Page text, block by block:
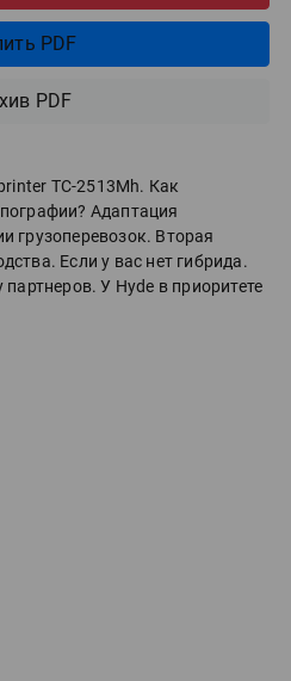
PDF
PDF
ТС-2513Mh. Как
Адаптация
грузоперевозок. Вторая
Если у вас нет гибрида.
У Hyde в приоритете